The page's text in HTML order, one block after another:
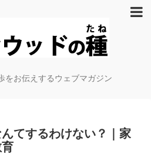
をお伝えするウェブマガジン
てするわけない？｜家